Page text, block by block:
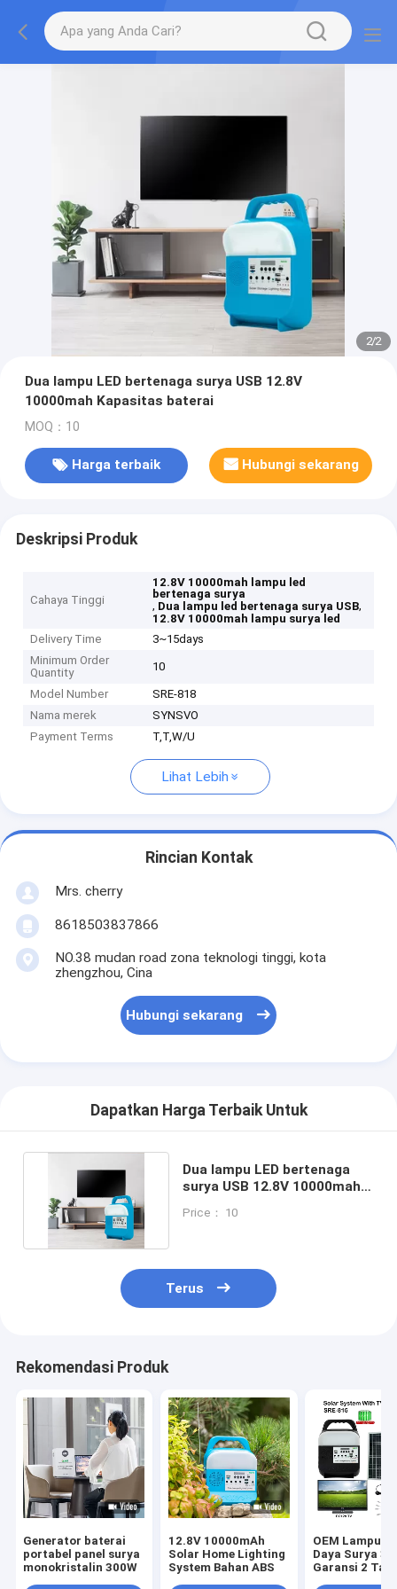
2/2
Dua lampu LED bertenaga surya USB 12.8V
10000mah Kapasitas baterai
MOQ：10
Harga terbaik Hubungi sekarang
Deskripsi Produk
Cahaya Tinggi
12.8V 10000mah lampu led
bertenaga surya
, Dua lampu led bertenaga surya USB,
12.8V 10000mah lampu surya led
Delivery Time
3~15days
Minimum Order
Quantity
10
Model Number
SRE-818
Nama merek
SYNSVO
Payment Terms
T,T,W/U
Lihat Lebih
Rincian Kontak
Mrs. cherry
8618503837866
NO.38 mudan road zona teknologi tinggi, kota
zhengzhou, Cina
Hubungi sekarang
Dapatkan Harga Terbaik Untuk
Dua lampu LED bertenaga
surya USB 12.8V 10000mah
Price： 10
Terus
Rekomendasi Produk
Generator baterai
portabel panel surya
monokristalin 300W
12.8V 10000mAh
Solar Home Lighting
System Bahan ABS
OEM Lampu
Daya Surya
Garansi 2